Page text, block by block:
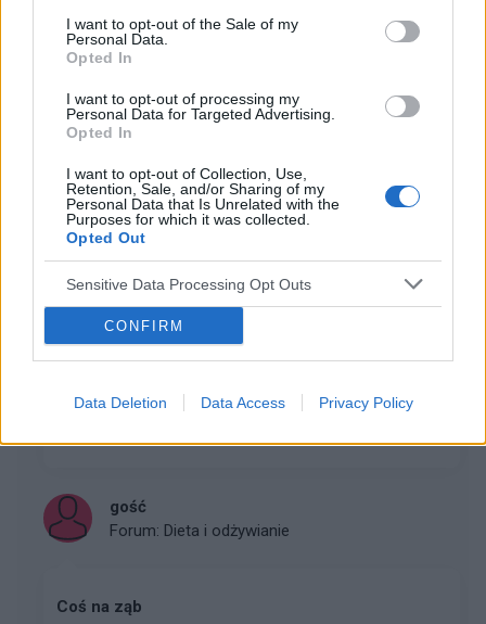
I want to opt-out of the Sale of my
Personal Data.
Opted In
I want to opt-out of processing my
Personal Data for Targeted Advertising.
Opted In
I want to opt-out of Collection, Use,
Retention, Sale, and/or Sharing of my
Personal Data that Is Unrelated with the
Purposes for which it was collected.
Opted Out
Sensitive Data Processing Opt Outs
CONFIRM
Data Deletion Data Access Privacy Policy
Gdzie najchętniej kupujecie ubrania?
handy/outlety czy np. kupowanie przez internet? Macie
jakieś ulubione marki czy wybieracie ciuchy które wam
gość
Jak kupować buty
Przeczytaj komentowany artykuł: Jak kupować
pantofle. Nie ma nic lepszego niż ładny bucik leżący na
gość
Forum: Dieta i odżywianie
Coś na ząb